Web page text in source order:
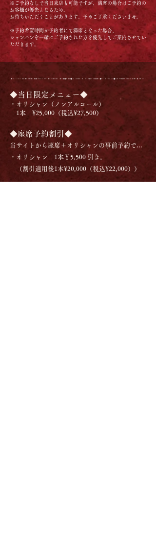
※​ご予約なしで当日来店も可能ですが、満席の場合はご予約の
お客様が優先となるため、
お待ちいただくことがあります。予めご了承くださいませ。
※予約希望時間が予約者にて満席となった場合、
シャンパンを一緒にご予約された方を優先してご案内させてい
ただきます。
◆当日限定メニュー◆
・オリシャン（ノンアルコール）
1本 ¥25,000（税込¥27,500）
◆座席予約割引◆
当サイトから座席＋オリシャンの事前予約で...
・オリシャン 1本￥5,500 引き。
（割引適用後1本¥20,000（税込¥22,000））